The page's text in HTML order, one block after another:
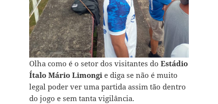
Olha como é o setor dos visitantes do Estádio
Ítalo Mário Limongie diga se não é muito
legal poder ver uma partida assim tão dentro
do jogo e sem tanta vigilância.